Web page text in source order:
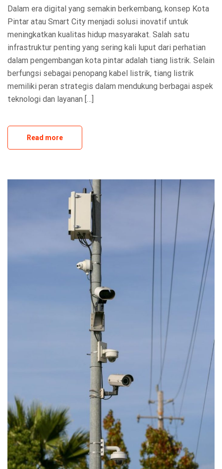
Dalam era digital yang semakin berkembang, konsep Kota
Pintar atau Smart City menjadi solusi inovatif untuk
meningkatkan kualitas hidup masyarakat. Salah satu
infrastruktur penting yang sering kali luput dari perhatian
dalam pengembangan kota pintar adalah tiang listrik. Selain
berfungsi sebagai penopang kabel listrik, tiang listrik
memiliki peran strategis dalam mendukung berbagai aspek
teknologi dan layanan […]
Read more